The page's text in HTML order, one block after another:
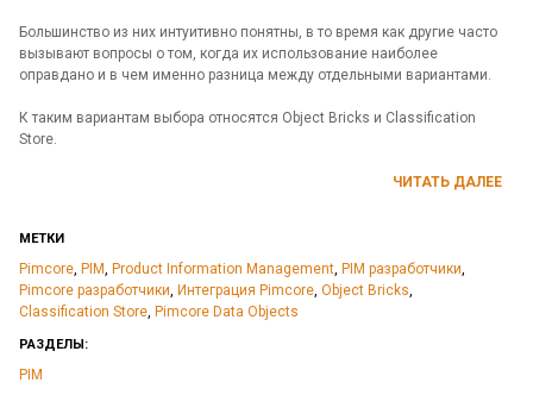
Большинство из них интуитивно понятны, в то время как другие часто
вызывают вопросы о том, когда их использование наиболее
оправдано и в чем именно разница между отдельными вариантами.
К таким вариантам выбора относятся Object Bricks и Classification
Store.
ЧИТАТЬ ДАЛЕЕ
МЕТКИ
Pimcore, PIM, Product Information Management, PIM разработчики,
Pimcore разработчики, Интеграция Pimcore, Object Bricks,
Classification Store, Pimcore Data Objects
РАЗДЕЛЫ:
PIM